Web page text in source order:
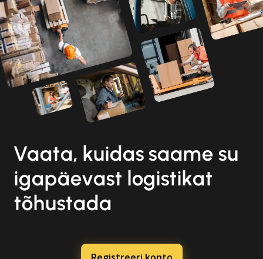
Vaata, kuidas saame su
igapäevast logistikat
tõhustada